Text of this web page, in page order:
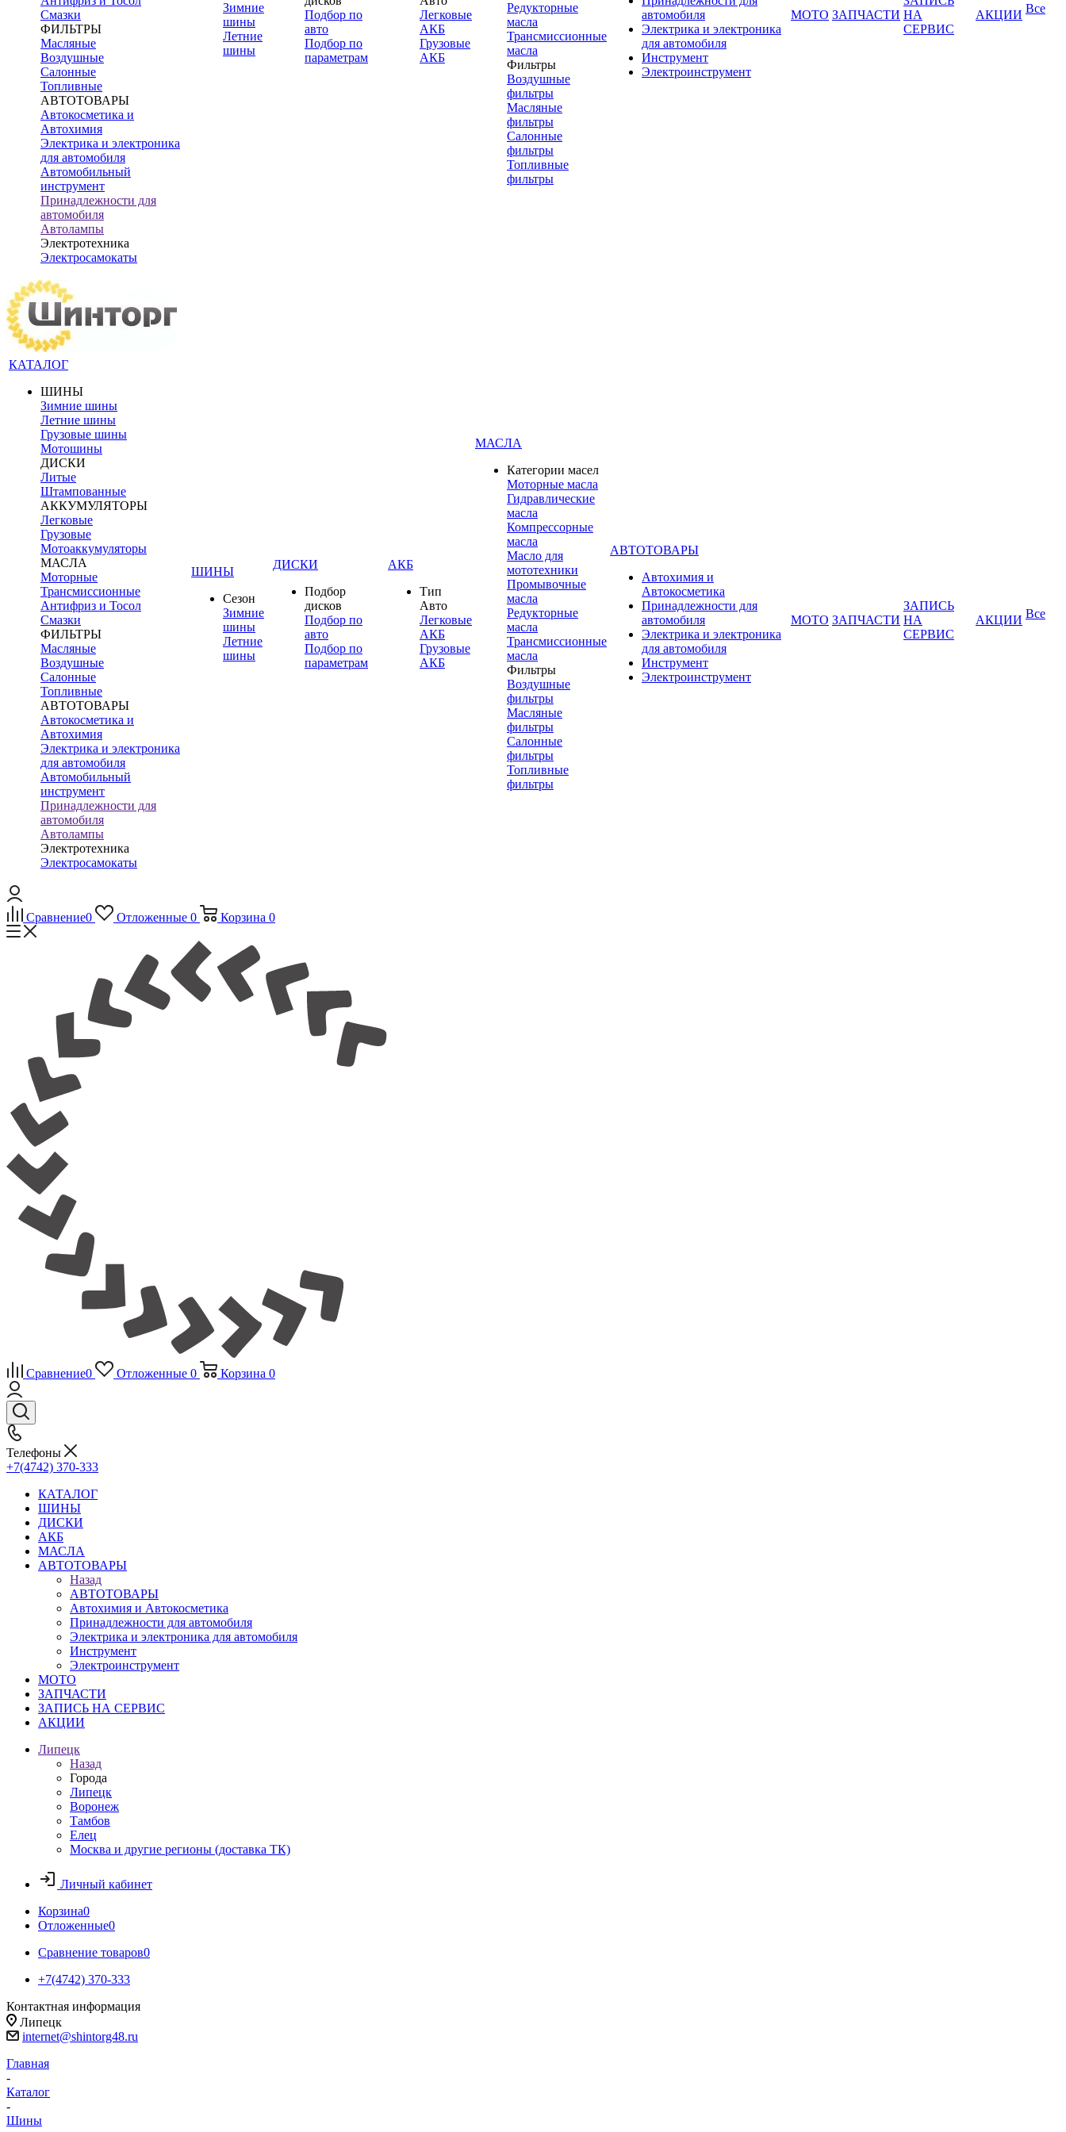
Смазки
ФИЛЬТРЫ
Масляные
Воздушные
Салонные
Топливные
АВТОТОВАРЫ
Автокосметика и
Автохимия
Электрика и электроника
для автомобиля
Автомобильный
инструмент
Принадлежности для
автомобиля
Автолампы
Электротехника
Электросамокаты
Зимние
шины
Летние
шины
Подбор по
авто
Подбор по
параметрам
Легковые
АКБ
Грузовые
АКБ
Редукторные
масла
Трансмиссионные
масла
Фильтры
Воздушные
фильтры
Масляные
фильтры
Салонные
фильтры
Топливные
фильтры
автомобиля
Электрика и электроника
для автомобиля
Инструмент
Электроинструмент
МОТО ЗАПЧАСТИ НА
СЕРВИС
АКЦИИ Все
КАТАЛОГ
ШИНЫ
Зимние шины
Летние шины
Грузовые шины
Мотошины
ДИСКИ
Литые
Штампованные
АККУМУЛЯТОРЫ
Легковые
Грузовые
Мотоаккумуляторы
МАСЛА
Моторные
Трансмиссионные
Антифриз и Тосол
Смазки
ФИЛЬТРЫ
Масляные
Воздушные
Салонные
Топливные
АВТОТОВАРЫ
Автокосметика и
Автохимия
Электрика и электроника
для автомобиля
Автомобильный
инструмент
Принадлежности для
автомобиля
Автолампы
Электротехника
Электросамокаты
ШИНЫ
Сезон
Зимние
шины
Летние
шины
ДИСКИ
Подбор
дисков
Подбор по
авто
Подбор по
параметрам
АКБ
Тип
Авто
Легковые
АКБ
Грузовые
АКБ
МАСЛА
Категории масел
Моторные масла
Гидравлические
масла
Компрессорные
масла
Масло для
мототехники
Промывочные
масла
Редукторные
масла
Трансмиссионные
масла
Фильтры
Воздушные
фильтры
Масляные
фильтры
Салонные
фильтры
Топливные
фильтры
АВТОТОВАРЫ
Автохимия и
Автокосметика
Принадлежности для
автомобиля
Электрика и электроника
для автомобиля
Инструмент
Электроинструмент
МОТО ЗАПЧАСТИ
ЗАПИСЬ
НА
СЕРВИС
АКЦИИ Все
Сравнение0 Отложенные 0 Корзина 0
Сравнение0 Отложенные 0 Корзина 0
Телефоны
+7(4742) 370-333
КАТАЛОГ
ШИНЫ
ДИСКИ
АКБ
МАСЛА
АВТОТОВАРЫ
Назад
АВТОТОВАРЫ
Автохимия и Автокосметика
Принадлежности для автомобиля
Электрика и электроника для автомобиля
Инструмент
Электроинструмент
МОТО
ЗАПЧАСТИ
ЗАПИСЬ НА СЕРВИС
АКЦИИ
Липецк
Назад
Города
Липецк
Воронеж
Тамбов
Елец
Москва и другие регионы (доставка ТК)
Личный кабинет
Корзина0
Отложенные0
Сравнение товаров0
+7(4742) 370-333
Контактная информация
Липецк
internet@shintorg48.ru
Главная
-
Каталог
-
Шины